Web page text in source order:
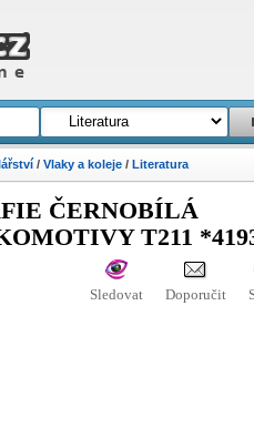
/ Vlaky a koleje/ Literatura
ČERNOBÍLÁ
T211
Sledovat Doporučit